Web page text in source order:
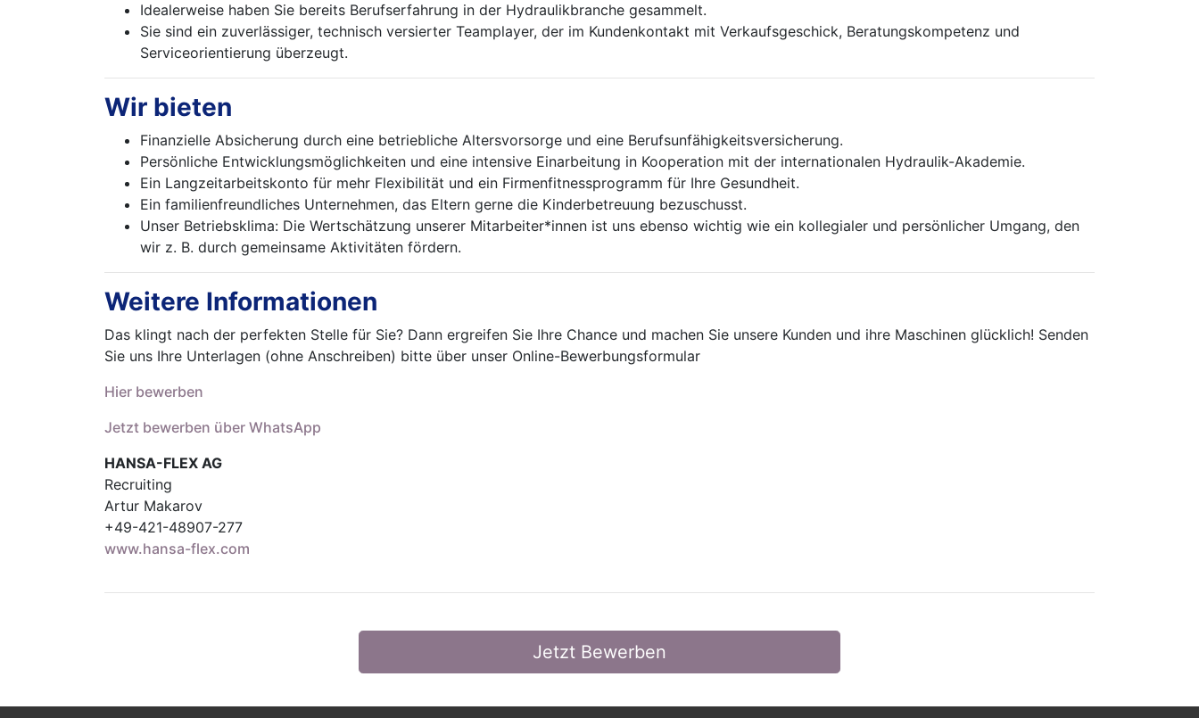
Idealerweise haben Sie bereits Berufserfahrung in der Hydraulikbranche gesammelt.
Sie sind ein zuverlässiger, technisch versierter Teamplayer, der im Kundenkontakt mit Verkaufsgeschick, Beratungskompetenz und
Serviceorientierung überzeugt.
Wir bieten
Finanzielle Absicherung durch eine betriebliche Altersvorsorge und eine Berufsunfähigkeitsversicherung.
Persönliche Entwicklungsmöglichkeiten und eine intensive Einarbeitung in Kooperation mit der internationalen Hydraulik-Akademie.
Ein Langzeitarbeitskonto für mehr Flexibilität und ein Firmenfitnessprogramm für Ihre Gesundheit.
Ein familienfreundliches Unternehmen, das Eltern gerne die Kinderbetreuung bezuschusst.
Unser Betriebsklima: Die Wertschätzung unserer Mitarbeiter*innen ist uns ebenso wichtig wie ein kollegialer und persönlicher Umgang, den
wir z. B. durch gemeinsame Aktivitäten fördern.
Weitere Informationen
Das klingt nach der perfekten Stelle für Sie? Dann ergreifen Sie Ihre Chance und machen Sie unsere Kunden und ihre Maschinen glücklich! Senden
Sie uns Ihre Unterlagen (ohne Anschreiben) bitte über unser Online-Bewerbungsformular
Hier bewerben
Jetzt bewerben über WhatsApp
HANSA-FLEX AG
Recruiting
Artur Makarov
+49-421-48907-277
www.hansa-flex.com
Jetzt Bewerben